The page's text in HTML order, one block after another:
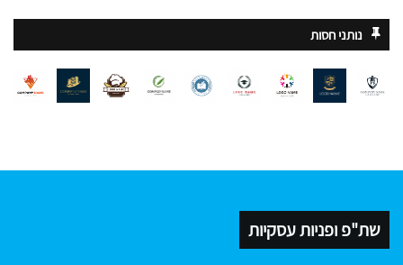
נותני חסות
שת"פ ופניות עסקיות